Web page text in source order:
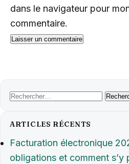
dans le navigateur pour
commentaire.
Rechercher :
ARTICLES RÉCENTS
Facturation électronique
obligations et comment s’y